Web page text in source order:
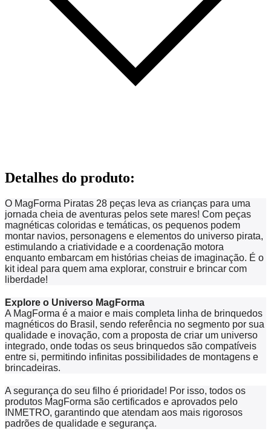
Detalhes do produto:
O MagForma Piratas 28 peças leva as crianças para uma
jornada cheia de aventuras pelos sete mares! Com peças
magnéticas coloridas e temáticas, os pequenos podem
montar navios, personagens e elementos do universo pirata,
estimulando a criatividade e a coordenação motora
enquanto embarcam em histórias cheias de imaginação. É o
kit ideal para quem ama explorar, construir e brincar com
liberdade!
Explore o Universo MagForma
A MagForma é a maior e mais completa linha de brinquedos
magnéticos do Brasil, sendo referência no segmento por sua
qualidade e inovação, com a proposta de criar um universo
integrado, onde todas os seus brinquedos são compatíveis
entre si, permitindo infinitas possibilidades de montagens e
brincadeiras.
A segurança do seu filho é prioridade! Por isso, todos os
produtos MagForma são certificados e aprovados pelo
INMETRO, garantindo que atendam aos mais rigorosos
padrões de qualidade e segurança.